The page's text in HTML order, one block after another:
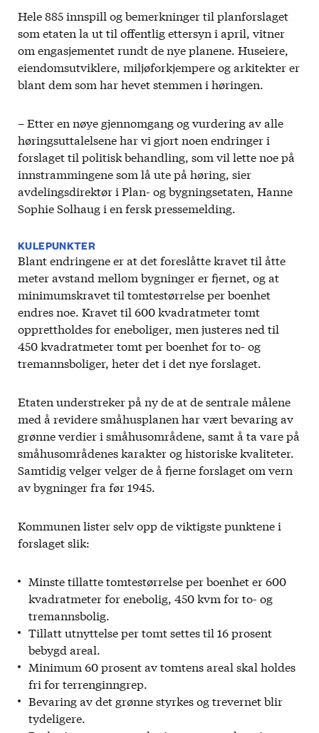
Hele 885 innspill og bemerkninger til planforslaget
som etaten la ut til offentlig ettersyn i april, vitner
om engasjementet rundt de nye planene. Huseiere,
eiendomsutviklere, miljøforkjempere og arkitekter er
blant dem som har hevet stemmen i høringen.
– Etter en nøye gjennomgang og vurdering av alle
høringsuttalelsene har vi gjort noen endringer i
forslaget til politisk behandling, som vil lette noe på
innstrammingene som lå ute på høring, sier
avdelingsdirektør i Plan- og bygningsetaten, Hanne
Sophie Solhaug i en fersk pressemelding.
KULEPUNKTER
Blant endringene er at det foreslåtte kravet til åtte
meter avstand mellom bygninger er fjernet, og at
minimumskravet til tomtestørrelse per boenhet
endres noe. Kravet til 600 kvadratmeter tomt
opprettholdes for eneboliger, men justeres ned til
450 kvadratmeter tomt per boenhet for to- og
tremannsboliger, heter det i det nye forslaget.
Etaten understreker på ny de at de sentrale målene
med å revidere småhusplanen har vært bevaring av
grønne verdier i småhusområdene, samt å ta vare på
småhusområdenes karakter og historiske kvaliteter.
Samtidig velger velger de å fjerne forslaget om vern
av bygninger fra før 1945.
Kommunen lister selv opp de viktigste punktene i
forslaget slik:
Minste tillatte tomtestørrelse per boenhet er 600
kvadratmeter for enebolig, 450 kvm for to- og
tremannsbolig.
Tillatt utnyttelse per tomt settes til 16 prosent
bebygd areal.
Minimum 60 prosent av tomtens areal skal holdes
fri for terrenginngrep.
Bevaring av det grønne styrkes og trevernet blir
tydeligere.